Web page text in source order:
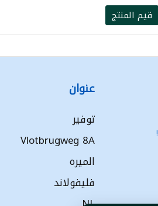
قيم المنتج
عنوان
توفير
Vlotbrugweg 8A
الميره
فليفولاند